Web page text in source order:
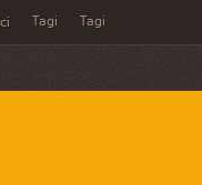
Tagi Tagi